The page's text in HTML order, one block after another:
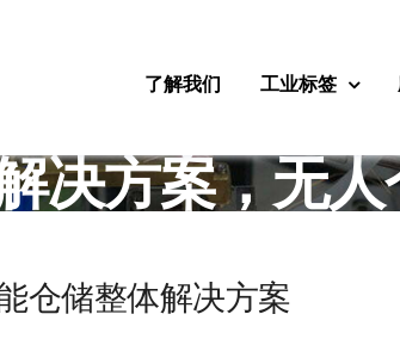
了解我们 工业标签
决方案，无
仓储整体解决方案